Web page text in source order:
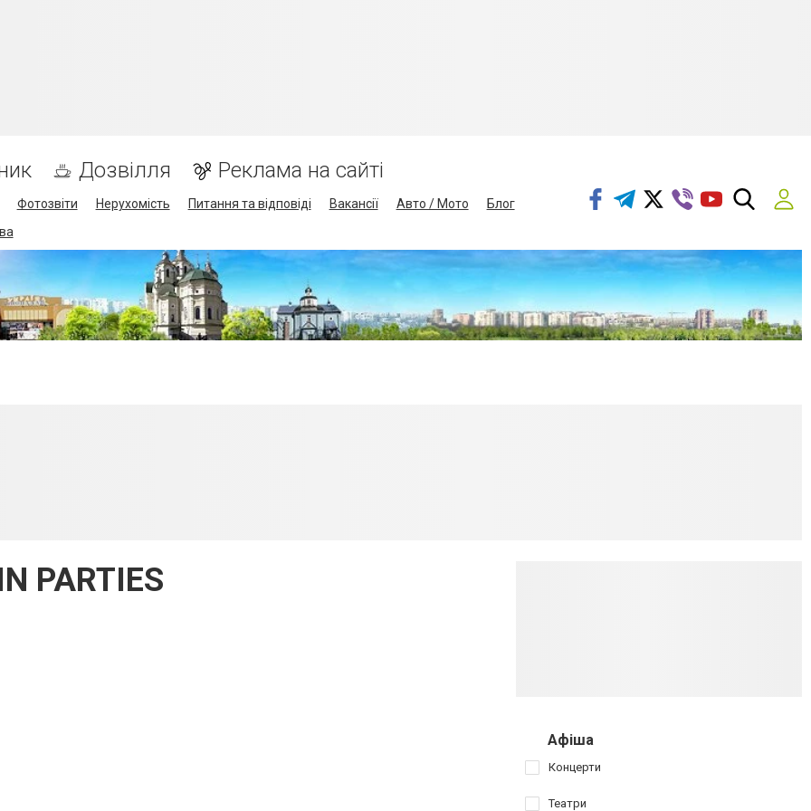
Дозвілля Реклама на сайті
Фотозвіти Нерухомість Питання та відповіді Вакансії Авто / Мото
Блог
PARTIES
Афіша
Концерти
Театри